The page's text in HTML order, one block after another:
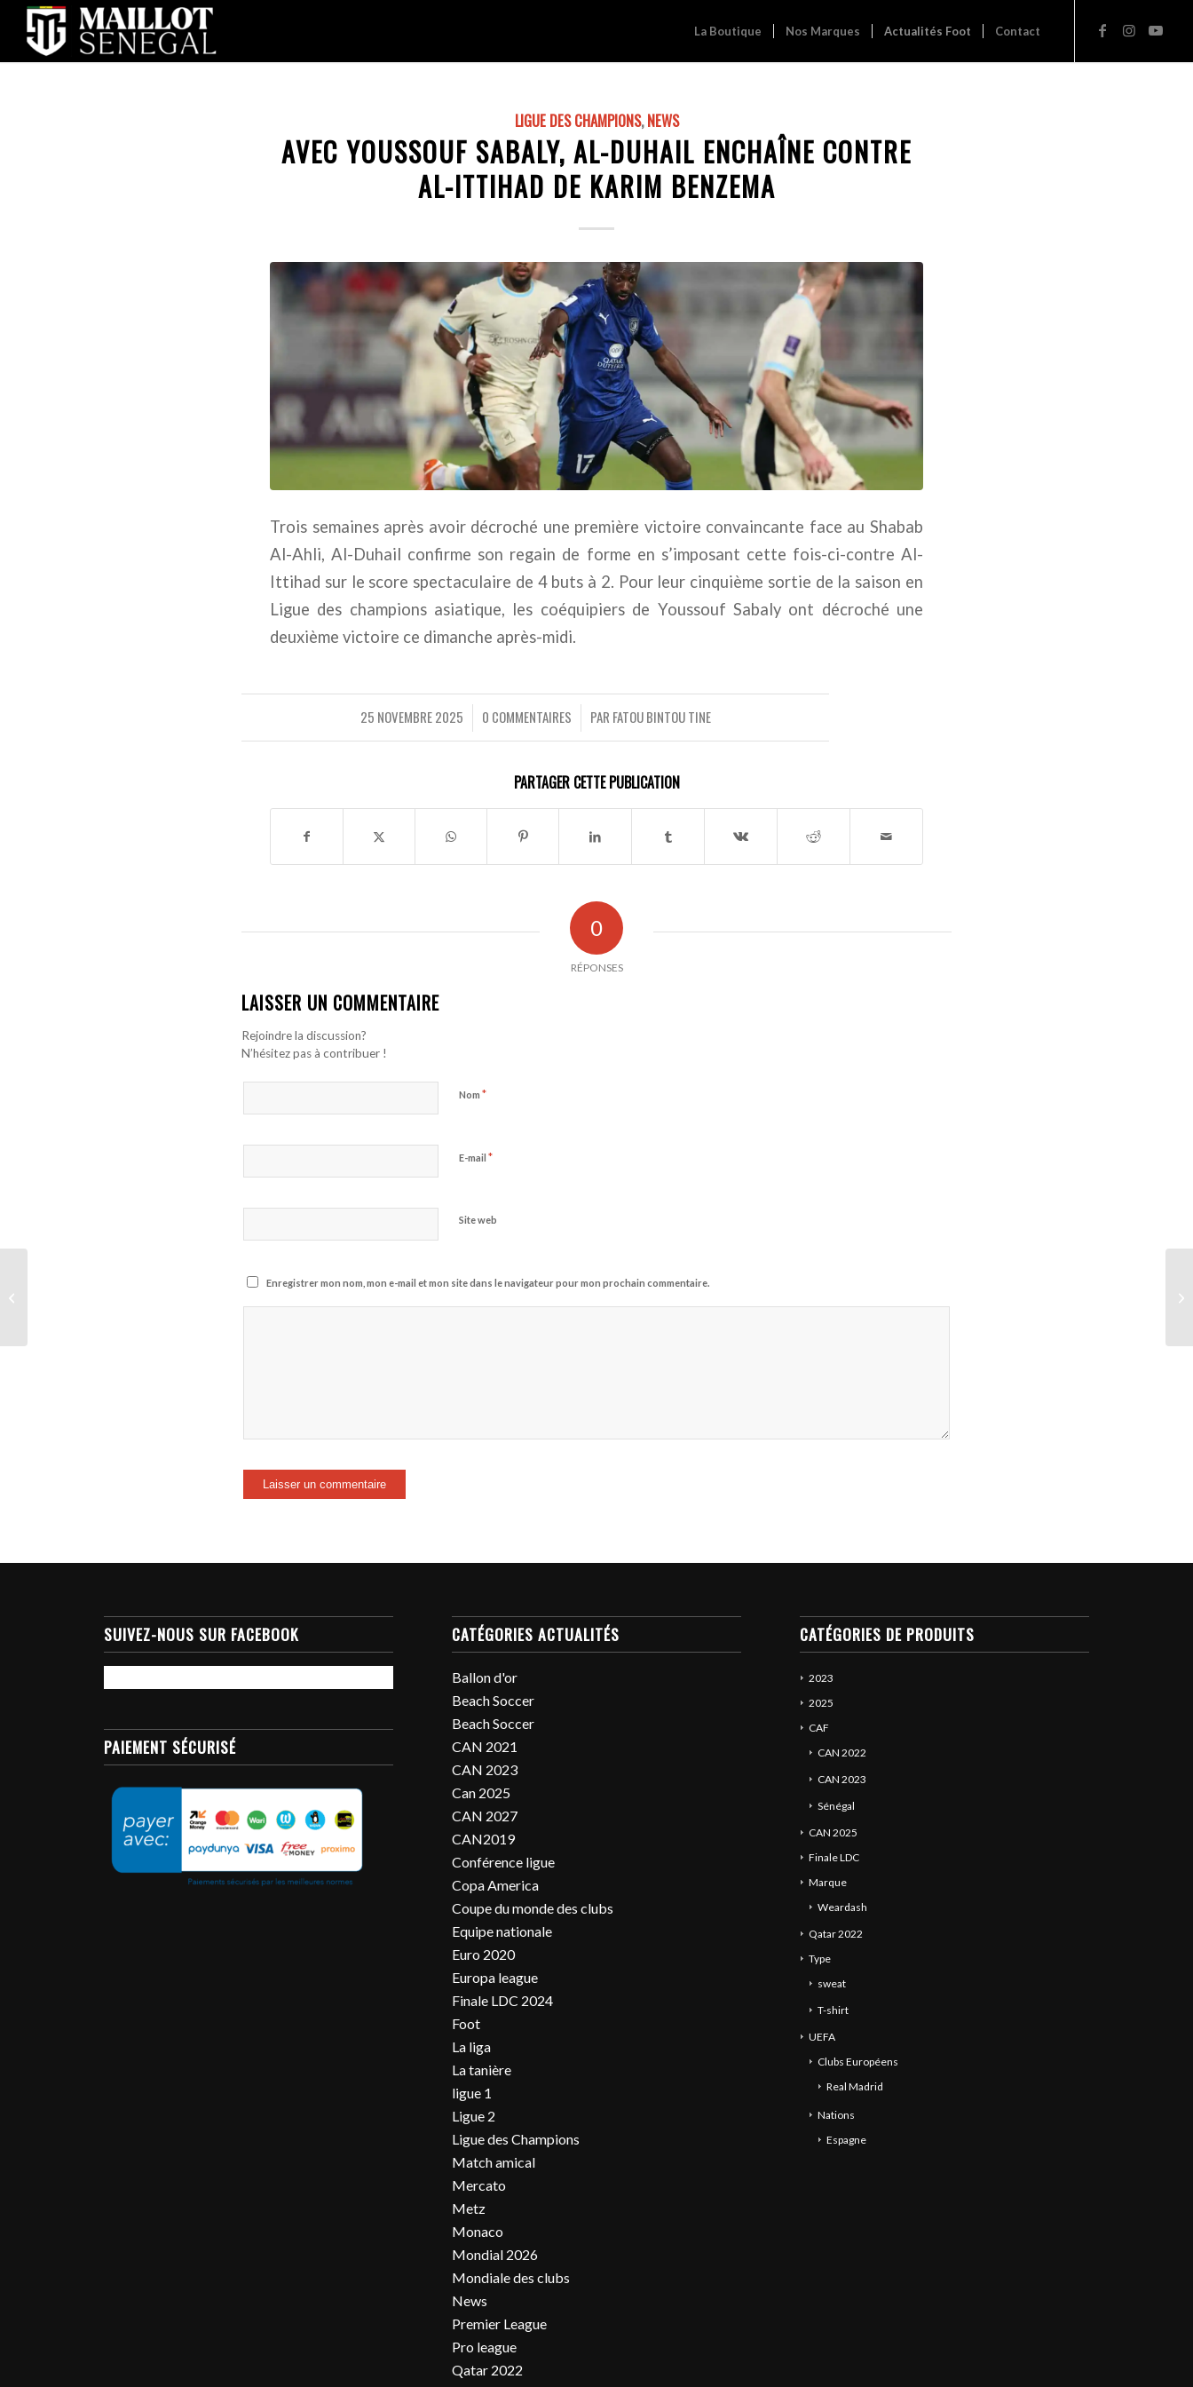
La Boutique Nos Marques Actualités Foot Contact
LIGUE DES CHAMPIONS,NEWS
AVEC YOUSSOUF SABALY, AL-DUHAIL ENCHAÎNE CONTRE
AL-ITTIHAD DE KARIM BENZEMA
Trois semaines après avoir décroché une première victoire convaincante face au Shabab
Al-Ahli, Al-Duhail confirme son regain de forme en s’imposant cette fois-ci-contre Al-
Ittihad sur le score spectaculaire de 4 buts à 2. Pour leur cinquième sortie de la saison en
Ligue des champions asiatique, les coéquipiers de Youssouf Sabaly ont décroché une
deuxième victoire ce dimanche après-midi.
25 NOVEMBRE 2025
/ 0 COMMENTAIRES
/ PAR FATOU BINTOU TINE
PARTAGER CETTE PUBLICATION
0
RÉPONSES
LAISSER UN COMMENTAIRE
Rejoindre la discussion?
N’hésitez pas à contribuer !
Nom *
E-mail *
Site web
Enregistrer mon nom, mon e-mail et mon site dans le navigateur pour mon prochain commentaire.
SUIVEZ-NOUS SUR FACEBOOK
PAIEMENT SÉCURISÉ
CATÉGORIES ACTUALITÉS
Ballon d'or
Beach Soccer
Beach Soccer
CAN 2021
CAN 2023
Can 2025
CAN 2027
CAN2019
Conférence ligue
Copa America
Coupe du monde des clubs
Equipe nationale
Euro 2020
Europa league
Finale LDC 2024
Foot
La liga
La tanière
ligue 1
Ligue 2
Ligue des Champions
Match amical
Mercato
Metz
Monaco
Mondial 2026
Mondiale des clubs
News
Premier League
Pro league
Qatar 2022
CATÉGORIES DE PRODUITS
2023
2025
CAF
CAN 2022
CAN 2023
Sénégal
CAN 2025
Finale LDC
Marque
Weardash
Qatar 2022
Type
sweat
T-shirt
UEFA
Clubs Européens
Real Madrid
Nations
Espagne